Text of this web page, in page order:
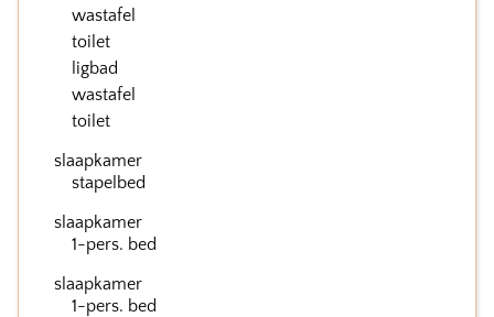
wastafel
toilet
ligbad
wastafel
toilet
slaapkamer
stapelbed
slaapkamer
1-pers. bed
slaapkamer
1-pers. bed